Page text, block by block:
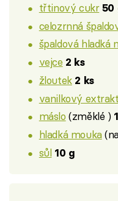
třtinový cukr 50
celozrnná
špaldová hladká
vejce 2 ks
žloutek 2 ks
vanilkový extrakt
máslo (změklé )
hladká mouka
sůl 10 g